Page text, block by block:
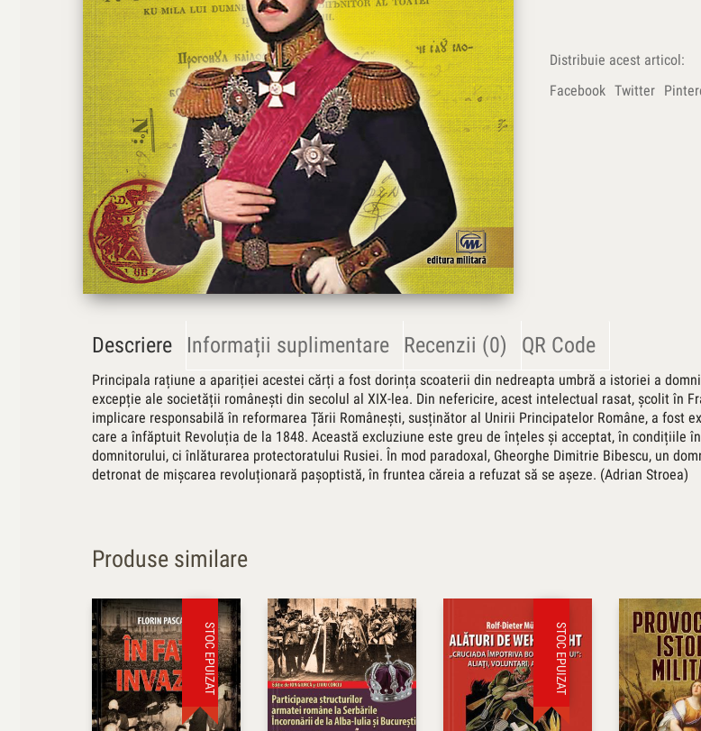
luminat
detronat
Distribuie acest articol:
Facebook Twitter
Descriere Informații suplimentare Recenzii (0) QR Code
Principala rațiune a apariției acestei cărți a fost dorința scoaterii din nedreapta umbră a istoriei a
excepție ale societății românești din secolul al XIX-lea. Din nefericire, acest intelectual rasat, școlit în
implicare responsabilă în reformarea Țării Românești, susținător al Unirii Principatelor Române, a fost
care a înfăptuit Revoluția de la 1848. Această excluziune este greu de înțeles și acceptat, în condițiile
domnitorului, ci înlăturarea protectoratului Rusiei. În mod paradoxal, Gheorghe Dimitrie Bibescu, un
detronat de mișcarea revoluționară pașoptistă, în fruntea căreia a refuzat să se așeze. (Adrian Stroea)
Produse similare
STOC EPUIZAT STOC EPUIZAT